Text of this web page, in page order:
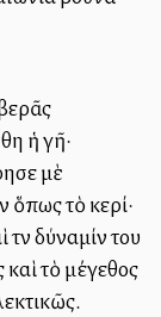
ἡ γῆ·
μὲ
τὸ κερί·
δύναμίν του
τὸ μέγεθος